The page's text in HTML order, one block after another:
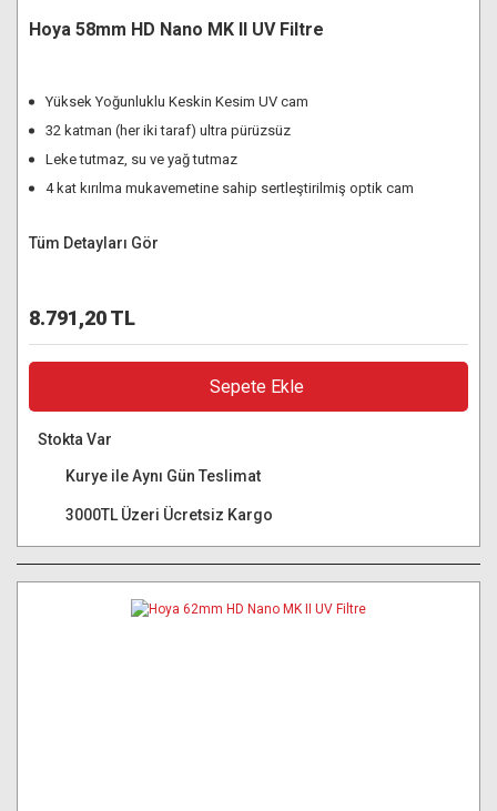
Hoya 58mm HD Nano MK II UV Filtre
Yüksek Yoğunluklu Keskin Kesim UV cam
32 katman (her iki taraf) ultra pürüzsüz
Leke tutmaz, su ve yağ tutmaz
4 kat kırılma mukavemetine sahip sertleştirilmiş optik cam
Tüm Detayları Gör
8.791,20 TL
Sepete Ekle
Stokta Var
Kurye ile Aynı Gün Teslimat
3000TL Üzeri Ücretsiz Kargo